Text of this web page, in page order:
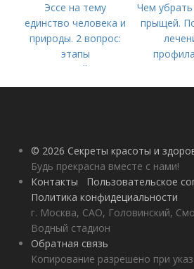
Эссе на тему
единство человека и
природы. 2 вопрос:
этапы
взаимодействия
природного и
Чем
прыщей.
© 2026 Секреты красоты и
Будь прекрасна вместе с нами!
Контакты
Пользовательское
Политика конфидециальности
г. Москва, САО, Головинский,
Водный стадион
Обратная связь
Копирование разрешено при